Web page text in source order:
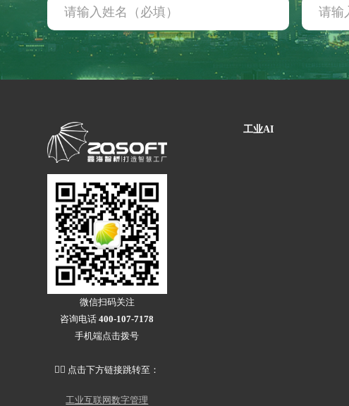
轮胎行业 解决方案
智能轮胎工厂
轮胎行业 高级排产
其他行业 解决方案
微信扫码关注
咨询电话400-107-7178
手机端点击拨号
👇🏻 点击下方链接跳转至：
工业互联网数字管理
工业AI